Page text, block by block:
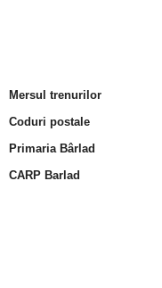
Mersul trenurilor
Coduri postale
Primaria Bârlad
CARP Barlad